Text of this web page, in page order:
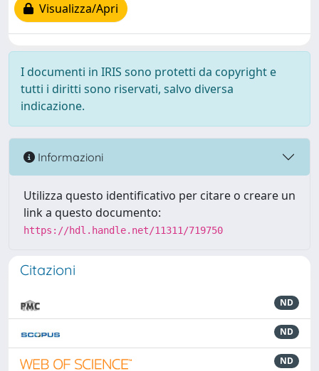
Visualizza/Apri
I documenti in IRIS sono protetti da copyright e
tutti i diritti sono riservati, salvo diversa
indicazione.
Informazioni
Utilizza questo identificativo per citare o creare un
link a questo documento:
https://hdl.handle.net/11311/719750
Citazioni
ND
ND
ND